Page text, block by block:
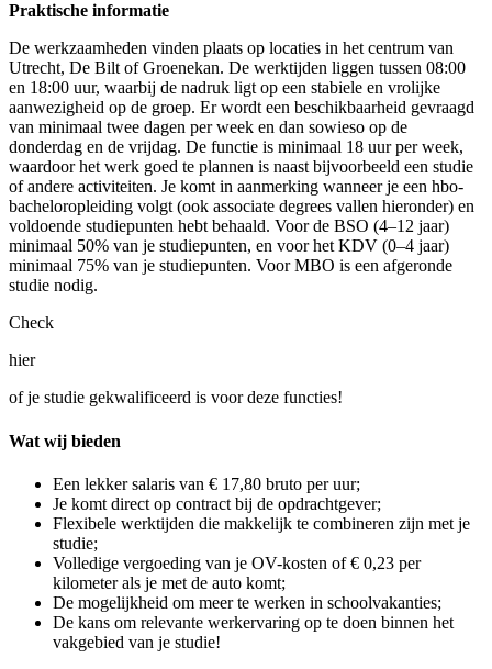
Praktische informatie
De werkzaamheden vinden plaats op locaties in het centrum van
Utrecht, De Bilt of Groenekan. De werktijden liggen tussen 08:00
en 18:00 uur, waarbij de nadruk ligt op een stabiele en vrolijke
aanwezigheid op de groep. Er wordt een beschikbaarheid gevraagd
van minimaal twee dagen per week en dan sowieso op de
donderdag en de vrijdag. De functie is minimaal 18 uur per week,
waardoor het werk goed te plannen is naast bijvoorbeeld een studie
of andere activiteiten. Je komt in aanmerking wanneer je een hbo-
bacheloropleiding volgt (ook associate degrees vallen hieronder) en
voldoende studiepunten hebt behaald. Voor de BSO (4–12 jaar)
minimaal 50% van je studiepunten, en voor het KDV (0–4 jaar)
minimaal 75% van je studiepunten. Voor MBO is een afgeronde
studie nodig.
Check
hier
of je studie gekwalificeerd is voor deze functies!
Wat wij bieden
Een lekker salaris van € 17,80 bruto per uur;
Je komt direct op contract bij de opdrachtgever;
Flexibele werktijden die makkelijk te combineren zijn met je
studie;
Volledige vergoeding van je OV-kosten of € 0,23 per
kilometer als je met de auto komt;
De mogelijkheid om meer te werken in schoolvakanties;
De kans om relevante werkervaring op te doen binnen het
vakgebied van je studie!